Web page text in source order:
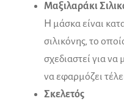
Μαξιλαράκι
Η μάσκα είναι
σιλικόνης, το
σχεδιαστεί για
να εφαρμόζει
Σκελετός